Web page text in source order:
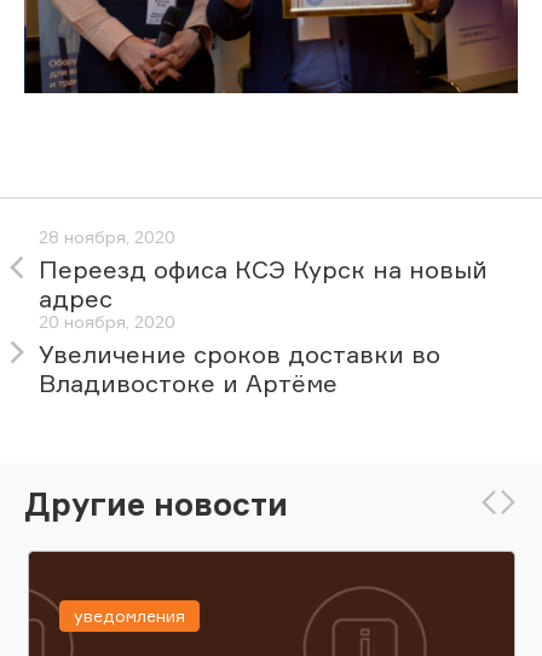
28 ноября, 2020
Переезд офиса КСЭ Курск на новый
адрес
20 ноября, 2020
Увеличение сроков доставки во
Владивостоке и Артёме
Другие новости
уведомления